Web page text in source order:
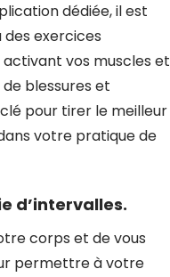
dédiée, il est
exercices
vos muscles et
blessures et
pour tirer le meilleur
votre pratique de
d’intervalles.
corps et de vous
permettre à votre